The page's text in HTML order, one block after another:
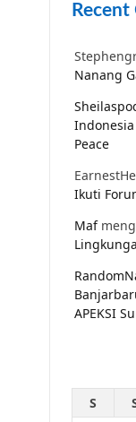
Nanang
Peace
Ikuti
Maf
APEKSI
S